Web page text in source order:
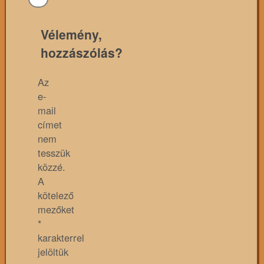
Vélemény,
hozzászólás?
Az
e-
mail
címet
nem
tesszük
közzé.
A
kötelező
mezőket
*
karakterrel
jelöltük